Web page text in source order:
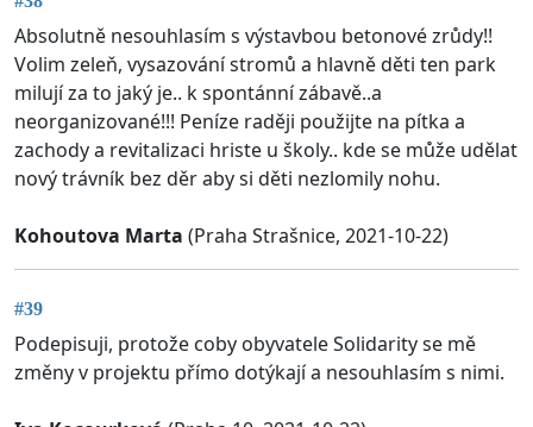
Absolutně nesouhlasím s výstavbou betonové zrůdy!!
Volim zeleň, vysazování stromů a hlavně děti ten park
milují za to jaký je.. k spontánní zábavě..a
neorganizované!!! Peníze raději použijte na pítka a
zachody a revitalizaci hriste u školy.. kde se může udělat
nový trávník bez děr aby si děti nezlomily nohu.
Kohoutova Marta (Praha Strašnice, 2021-10-22)
#39
Podepisuji, protože coby obyvatele Solidarity se mě
změny v projektu přímo dotýkají a nesouhlasím s nimi.